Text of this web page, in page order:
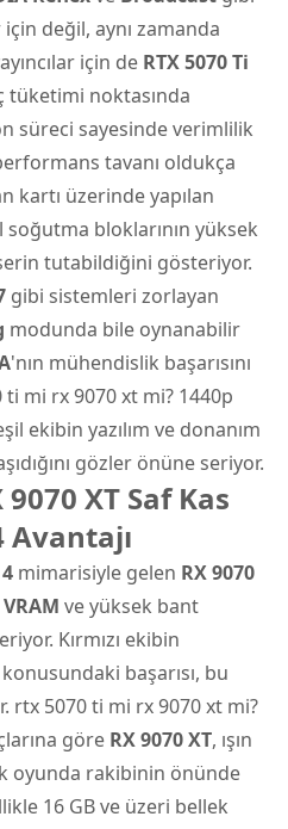
değil, aynı zamanda
için de RTX 5070 Ti
tüketimi noktasında
süreci sayesinde verimlilik
tavanı oldukça
kartı üzerinde yapılan
bloklarının yüksek
tutabildiğini gösteriyor.
gibi sistemleri zorlayan
modunda bile oynanabilir
'nın mühendislik başarısını
mi rx 9070 xt mi? 1440p
ekibin yazılım ve donanım
gözler önüne seriyor.
XT Saf Kas
Avantajı
mimarisiyle gelen RX 9070
VRAM ve yüksek bant
Kırmızı ekibin
başarısı, bu
rtx 5070 ti mi rx 9070 xt mi?
göre RX 9070 XT, ışın
oyunda rakibinin önünde
16 GB ve üzeri bellek